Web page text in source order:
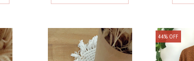
44%OFF